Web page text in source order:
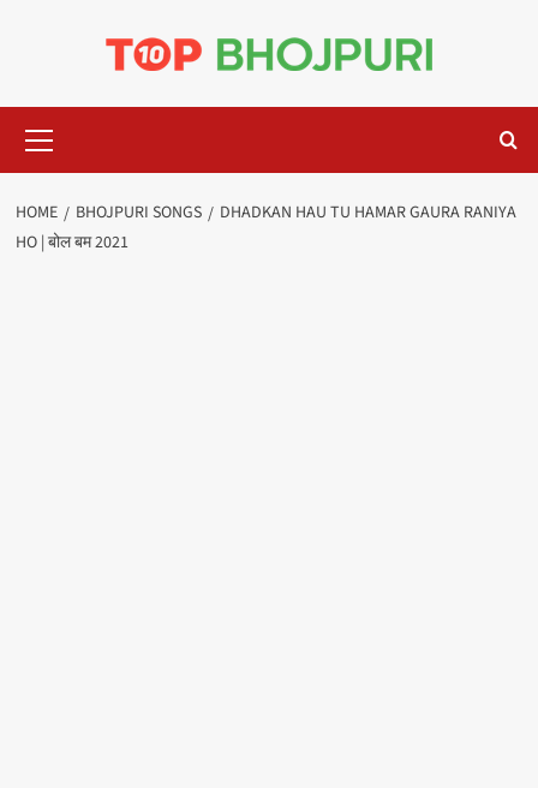
Menu
HOME BHOJPURI SONGS
DHADKAN HAU TU HAMAR GAURA RANIYA
HO | बोल बम 2021